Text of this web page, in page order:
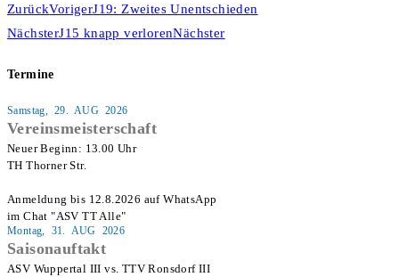
ZurückVorigerJ19: Zweites Unentschieden
NächsterJ15 knapp verlorenNächster
Termine
Samstag, 29. AUG 2026
Vereinsmeisterschaft
Neuer Beginn: 13.00 Uhr
TH Thorner Str.
Anmeldung bis 12.8.2026 auf WhatsApp
im Chat "ASV TT Alle"
Montag, 31. AUG 2026
Saisonauftakt
ASV Wuppertal III vs. TTV Ronsdorf III